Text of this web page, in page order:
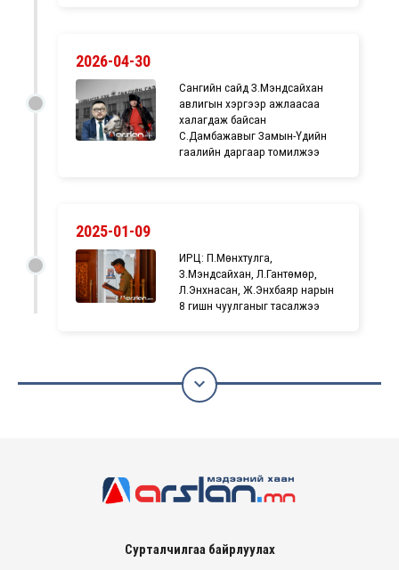
2026-04-30
Сангийн сайд З.Мэндсайхан
авлигын хэргээр ажлаасаа
халагдаж байсан
С.Дамбажавыг Замын-Үүдийн
гаалийн даргаар томилжээ
2025-01-09
ИРЦ: П.Мөнхтулга,
З.Мэндсайхан, Л.Гантөмөр,
Л.Энхнасан, Ж.Энхбаяр нарын
8 гишүүн чуулганыг тасалжээ

Сурталчилгаа байрлуулах